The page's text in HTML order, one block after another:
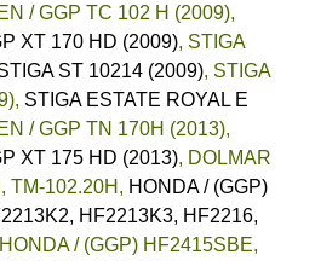
/ GGP TC 102 H (2009),
XT 170 HD (2009), STIGA
ST 10214 (2009), STIGA
, STIGA ESTATE ROYAL E
/ GGP TN 170H (2013),
XT 175 HD (2013), DOLMAR
TM-102.20H , HONDA / (GGP)
HF2213K3, HF2216,
HONDA / (GGP) HF2415SBE,